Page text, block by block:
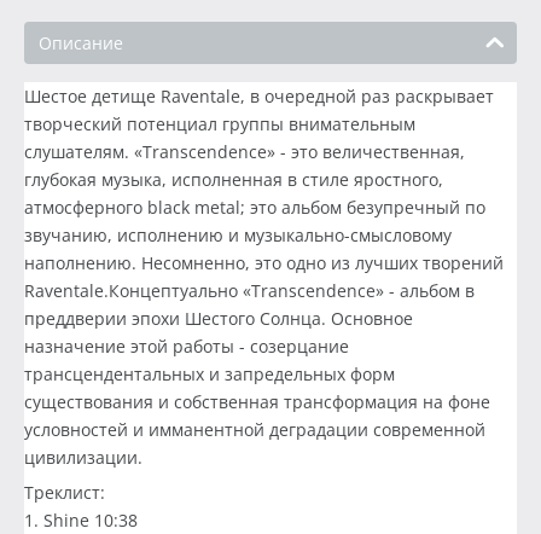
Описание
Шестое детище Raventale, в очередной раз раскрывает
творческий потенциал группы внимательным
слушателям. «Transcendence» - это величественная,
глубокая музыка, исполненная в стиле яростного,
атмосферного black metal; это альбом безупречный по
звучанию, исполнению и музыкально-смысловому
наполнению. Несомненно, это одно из лучших творений
Raventale.Концептуально «Transcendence» - альбом в
преддверии эпохи Шестого Солнца. Основное
назначение этой работы - созерцание
трансцендентальных и запредельных форм
существования и собственная трансформация на фоне
условностей и имманентной деградации современной
цивилизации.
Треклист:
1. Shine 10:38